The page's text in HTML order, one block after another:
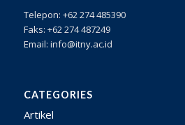
Telepon: +62 274 485390
Faks: +62 274 487249
Email: info@itny.ac.id
CATEGORIES
Artikel